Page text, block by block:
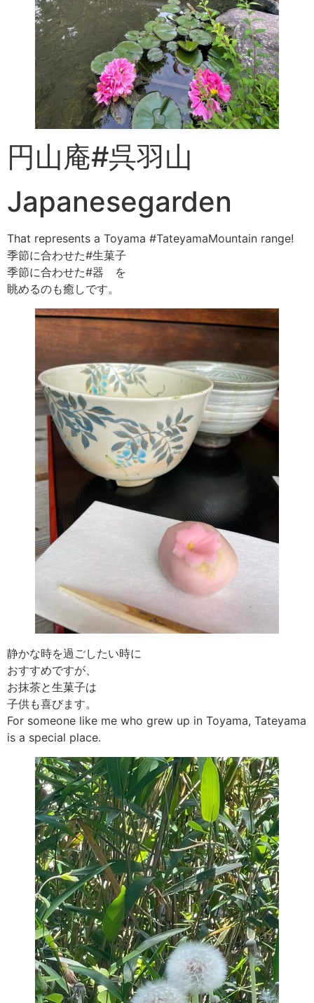
円山庵#呉羽山
Japanesegarden
That represents a Toyama #TateyamaMountain range!
季節に合わせた#生菓子
季節に合わせた#器 を
眺めるのも癒しです。
静かな時を過ごしたい時に
おすすめですが、
お抹茶と生菓子は
子供も喜びます。
For someone like me who grew up in Toyama, Tateyama
is a special place.